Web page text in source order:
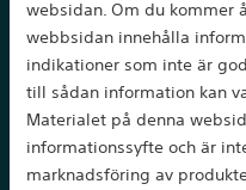
websidan. Om du kommer
webbsidan innehålla
indikationer som inte är
till sådan information kan
Materialet på denna
informationssyfte och är
marknadsföring av
Hitta en smärtklinik